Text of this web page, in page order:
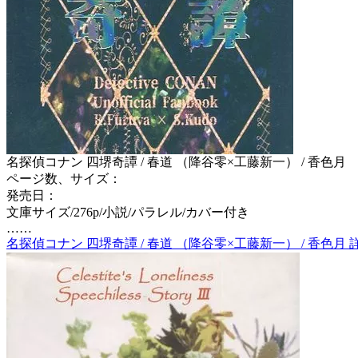
名探偵コナン 四堺奇譚 / 春道 （降谷零×工藤新一） / 香色月
ページ数、サイズ：
発売日：
文庫サイズ/276p/小説/パラレル/カバー付き
……
名探偵コナン 四堺奇譚 / 春道 （降谷零×工藤新一） / 香色月